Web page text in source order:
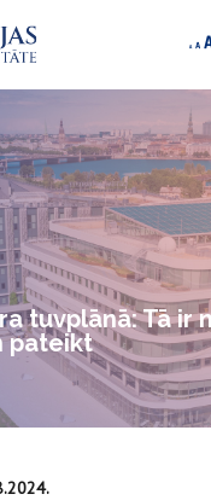
tuvplānā: Tā ir
pateikt